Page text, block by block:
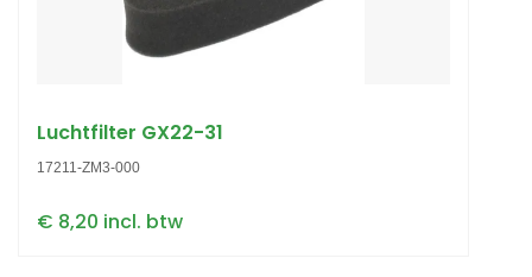
Luchtfilter GX22-31
17211-ZM3-000
€ 8,20 incl. btw